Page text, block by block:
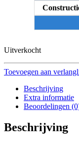
Uitverkocht
Toevoegen aan
Beschrijving
Extra informatie
Beoordelingen
Beschrijving